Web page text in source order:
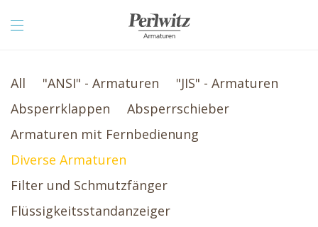
All "ANSI" - Armaturen
"JIS" - Armaturen
Absperrklappen
Absperrschieber
Armaturen mit Fernbedienung
Diverse Armaturen
Filter und Schmutzfänger
Flüssigkeitsstandanzeiger